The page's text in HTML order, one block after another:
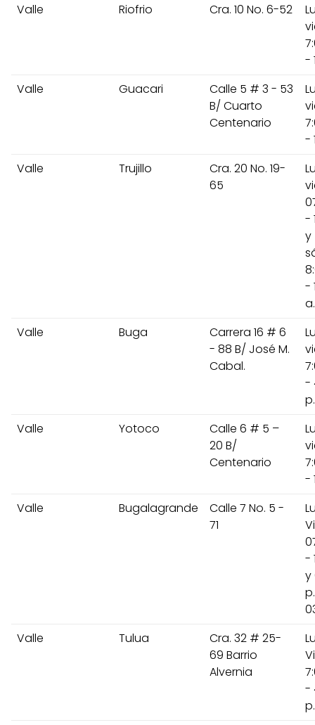
Valle
Riofrio Cra. 10 No. 6-52
-
Valle
Guacari
Calle 5 # 3 - 53
B/ Cuarto
Centenario
-
Valle
Trujillo
Cra. 20 No. 19-
65
-
y
-
Valle
Buga
Carrera 16 # 6
- 88 B/ José M.
Cabal.
-
Valle
Yotoco
Calle 6 # 5 –
20 B/
Centenario
-
Valle
Bugalagrande
Calle 7 No. 5 -
71
-
y
Valle
Tulua
Cra. 32 # 25-
69 Barrio
Alvernia
-